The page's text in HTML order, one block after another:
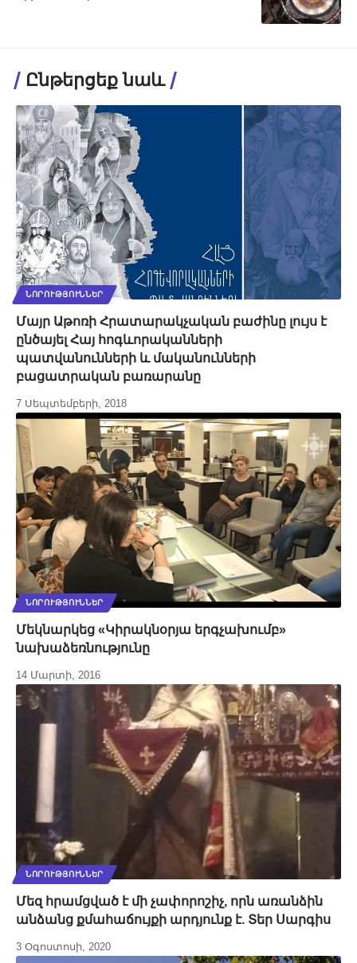
Ընթերցեք նաև
ՆՈՐՈՒԹՅՈՒՆՆԵՐ
Մայր Աթոռի Հրատարակչական բաժինը լույս է
ընծայել Հայ հոգևորականների
պատվանունների և մականունների
բացատրական բառարանը
7 Սեպտեմբերի, 2018
ՆՈՐՈՒԹՅՈՒՆՆԵՐ
Մեկնարկեց «Կիրակնօրյա երգչախումբ»
նախաձեռնությունը
14 Մարտի, 2016
ՆՈՐՈՒԹՅՈՒՆՆԵՐ
​​​​​​​Մեզ հրամցված է մի չափորոշիչ, որն առանձին
անձանց քմահաճույքի արդյունք է. Տեր Սարգիս
3 Օգոստոսի, 2020